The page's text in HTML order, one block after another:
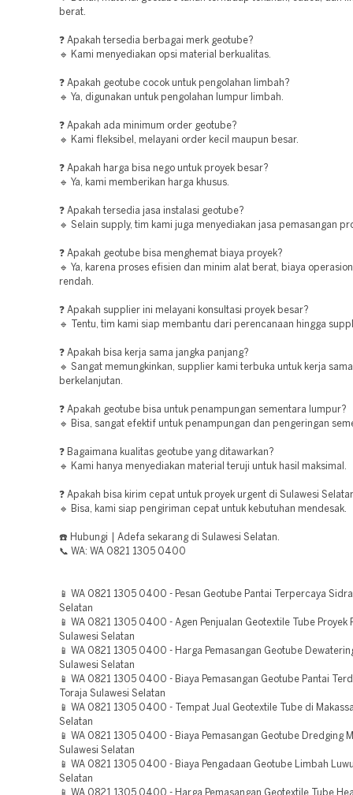
berat.
❓ Apakah tersedia berbagai merk geotube?
🔹 Kami menyediakan opsi material berkualitas.
❓ Apakah geotube cocok untuk pengolahan limbah?
🔹 Ya, digunakan untuk pengolahan lumpur limbah.
❓ Apakah ada minimum order geotube?
🔹 Kami fleksibel, melayani order kecil maupun besar.
❓ Apakah harga bisa nego untuk proyek besar?
🔹 Ya, kami memberikan harga khusus.
❓ Apakah tersedia jasa instalasi geotube?
🔹 Selain supply, tim kami juga menyediakan jasa pemasangan
❓ Apakah geotube bisa menghemat biaya proyek?
🔹 Ya, karena proses efisien dan minim alat berat, biaya
rendah.
❓ Apakah supplier ini melayani konsultasi proyek besar?
🔹 Tentu, tim kami siap membantu dari perencanaan hingga
❓ Apakah bisa kerja sama jangka panjang?
🔹 Sangat memungkinkan, supplier kami terbuka untuk kerja sama
berkelanjutan.
❓ Apakah geotube bisa untuk penampungan sementara lumpur?
🔹 Bisa, sangat efektif untuk penampungan dan pengeringan
❓ Bagaimana kualitas geotube yang ditawarkan?
🔹 Kami hanya menyediakan material teruji untuk hasil maksimal.
❓ Apakah bisa kirim cepat untuk proyek urgent di Sulawesi
🔹 Bisa, kami siap pengiriman cepat untuk kebutuhan mendesak.
☎️ Hubungi | Adefa sekarang di Sulawesi Selatan.
📞 WA: WA 0821 1305 0400
📱 WA 0821 1305 0400 - Pesan Geotube Pantai Terpercaya
Selatan
📱 WA 0821 1305 0400 - Agen Penjualan Geotextile Tube Proyek
Sulawesi Selatan
📱 WA 0821 1305 0400 - Harga Pemasangan Geotube
Sulawesi Selatan
📱 WA 0821 1305 0400 - Biaya Pemasangan Geotube Pantai
Toraja Sulawesi Selatan
📱 WA 0821 1305 0400 - Tempat Jual Geotextile Tube di
Selatan
📱 WA 0821 1305 0400 - Biaya Pemasangan Geotube Dredging
Sulawesi Selatan
📱 WA 0821 1305 0400 - Biaya Pengadaan Geotube Limbah
Selatan
📱 WA 0821 1305 0400 - Harga Pemasangan Geotextile Tube